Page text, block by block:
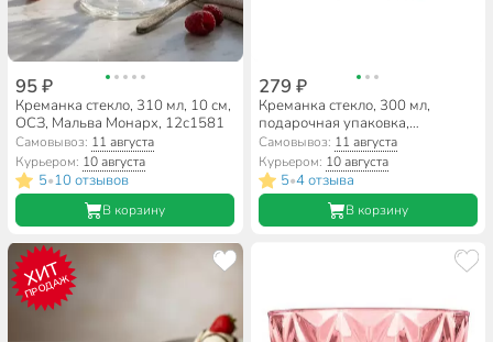
95 ₽
Креманка стекло, 310 мл, 10 см,
ОСЗ, Мальва Монарх, 12с1581
Самовывоз: 11 августа
Курьером: 10 августа
5•10 отзывов
В корзину
279 ₽
Креманка стекло, 300 мл,
подарочная упаковка,
Декостек, Декостек Ночное
небо, 5171-Н5
Самовывоз: 11 августа
Курьером: 10 августа
5•4 отзыва
В корзину
ХИТ
ПРОДАЖ